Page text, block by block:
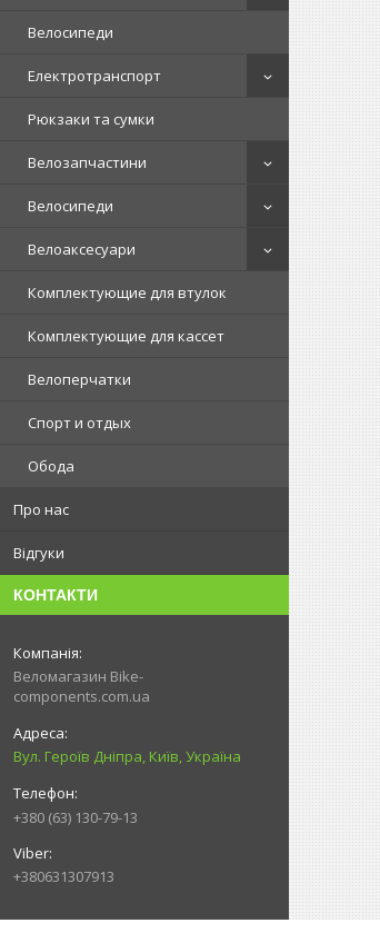
Велосипеди
Електротранспорт
Рюкзаки та сумки
Велозапчастини
Велосипеди
Велоаксесуари
Комплектующие для втулок
Комплектующие для кассет
Велоперчатки
Спорт и отдых
Обода
Про нас
Відгуки
КОНТАКТИ
Веломагазин Bike-
components.com.ua
Вул. Героїв Дніпра, Київ, Україна
+380 (63) 130-79-13
+380631307913